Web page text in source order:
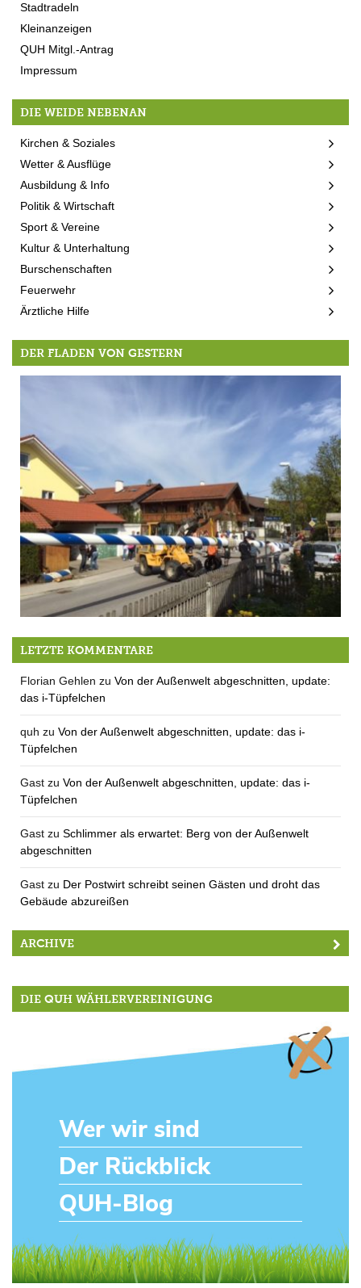
Stadtradeln
Kleinanzeigen
QUH Mitgl.-Antrag
Impressum
DIE WEIDE NEBENAN
Kirchen & Soziales
Wetter & Ausflüge
Ausbildung & Info
Politik & Wirtschaft
Sport & Vereine
Kultur & Unterhaltung
Burschenschaften
Feuerwehr
Ärztliche Hilfe
DER FLADEN VON GESTERN
Der Mai kann kommen – der Baum steht
LETZTE KOMMENTARE
Florian Gehlen zu Von der Außenwelt abgeschnitten, update:
das i-Tüpfelchen
quh zu Von der Außenwelt abgeschnitten, update: das i-
Tüpfelchen
Gast zu Von der Außenwelt abgeschnitten, update: das i-
Tüpfelchen
Gast zu Schlimmer als erwartet: Berg von der Außenwelt
abgeschnitten
Gast zu Der Postwirt schreibt seinen Gästen und droht das
Gebäude abzureißen
ARCHIVE
DIE QUH WÄHLERVEREINIGUNG
Wer wir sind
Der Rückblick
QUH-Blog